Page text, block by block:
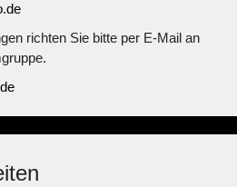
richten Sie bitte per E-Mail an